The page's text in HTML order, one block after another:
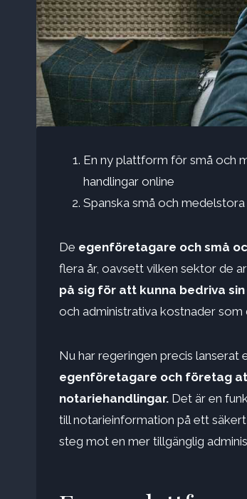
En ny plattform för små och
handlingar online
Spanska små och
De egenföretagare och små
flera år, oavsett vilken sektor de
på sig för att kunna bedriva
och administrativa kostnader
Nu har regeringen precis lanserat
egenföretagare och företag
notariehandlingar. Det är en
till notarieinformation på ett
steg mot en mer tillgänglig